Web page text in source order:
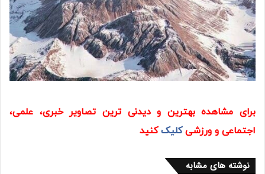
برای مشاهده بهترین و دیدنی ترین تصاویر خبری، علمی،
اجتماعی و ورزشیکلیککنید
نوشته های مشابه